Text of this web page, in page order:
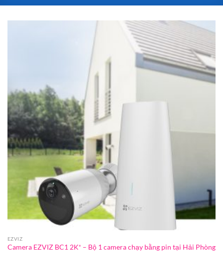
EZVIZ
Camera EZVIZ BC1 2K⁺ – Bộ 1 camera chạy bằng pin tại Hải Phòng